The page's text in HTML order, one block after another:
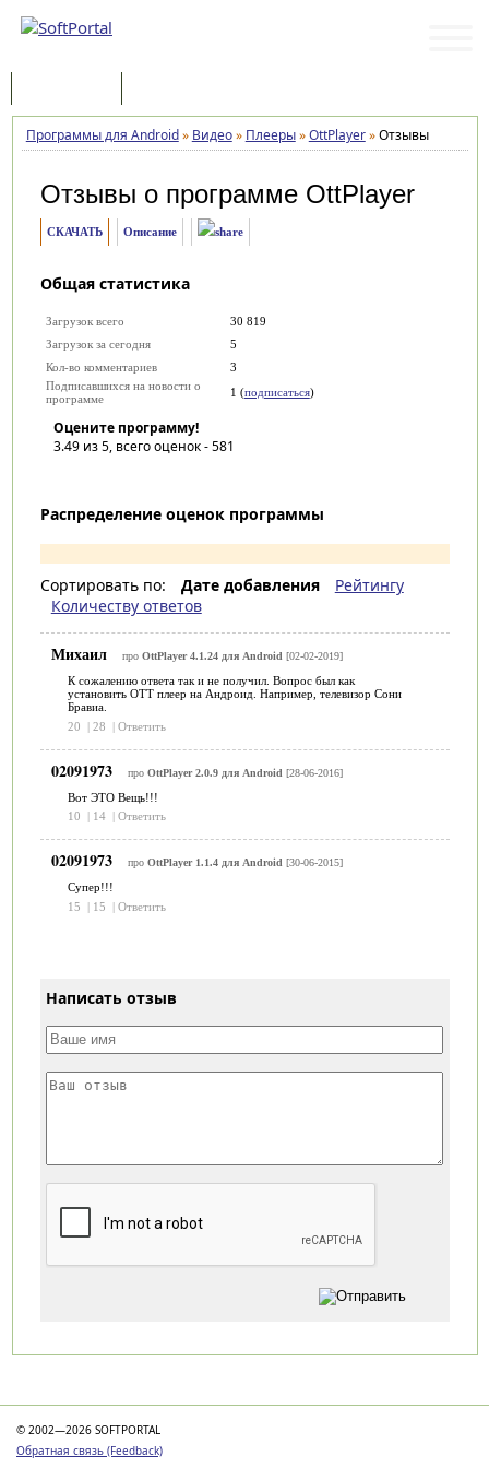
Программы для Android» Видео» Плееры»OttPlayer»Отзывы
Отзывы о программе OttPlayer
СКАЧАТЬ Описание
Общая статистика
Загрузок всего
30 819
Загрузок за сегодня
5
Кол-во комментариев
3
Подписавшихся на новости о
программе
1 (подписаться)
Оцените программу!
3.49из 5, всего оценок -581
Распределение оценок программы
Сортировать по: Дате добавления
Рейтингу
Количеству ответов
Михаил про OttPlayer 4.1.24 для Android [02-02-2019]
К сожалению ответа так и не получил. Вопрос был как
установить ОТТ плеер на Андроид. Например, телевизор Сони
Бравиа.
20
| 28 | Ответить
02091973 про OttPlayer 2.0.9 для Android [28-06-2016]
Вот ЭТО Вещь!!!
10
| 14 | Ответить
02091973 про OttPlayer 1.1.4 для Android [30-06-2015]
Супер!!!
15
| 15 | Ответить
Написать отзыв
© 2002—2026 SOFTPORTAL
Обратная связь (Feedback)